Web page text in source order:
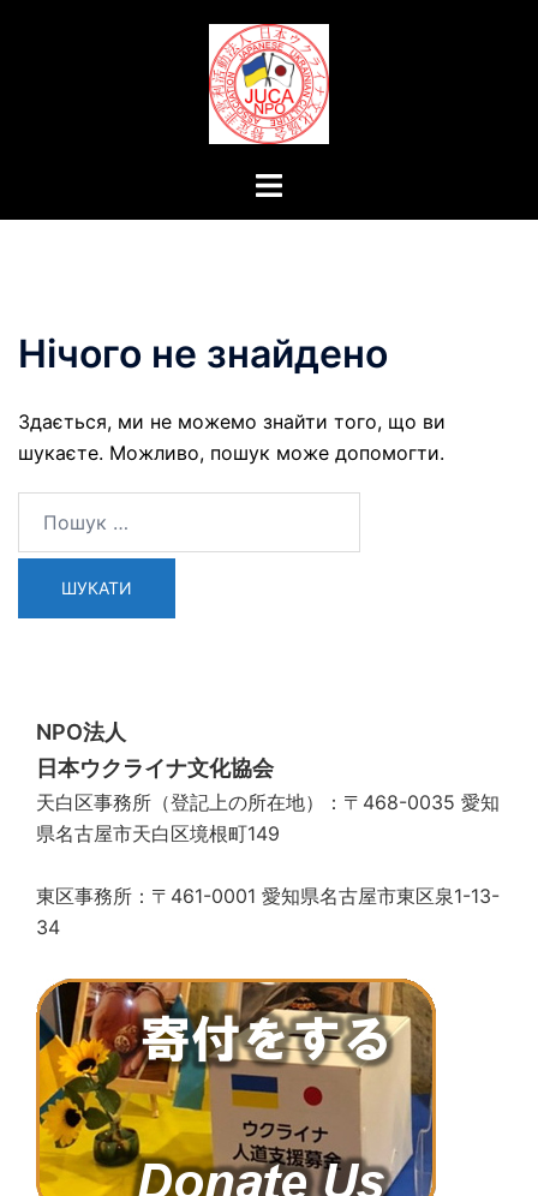
Перемикач
Нічого не знайдено
Здається, ми не можемо знайти того, що ви
шукаєте. Можливо, пошук може допомогти.
NPO法人
日本ウクライナ文化協会
天白区事務所（登記上の所在地）：〒468-0035 愛知
県名古屋市天白区境根町149
東区事務所：〒461-0001 愛知県名古屋市東区泉1-13-
34